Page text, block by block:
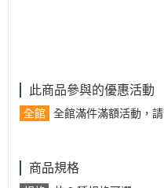
此商品參與的優惠活動
全館 全館滿件滿額活動，
商品規格